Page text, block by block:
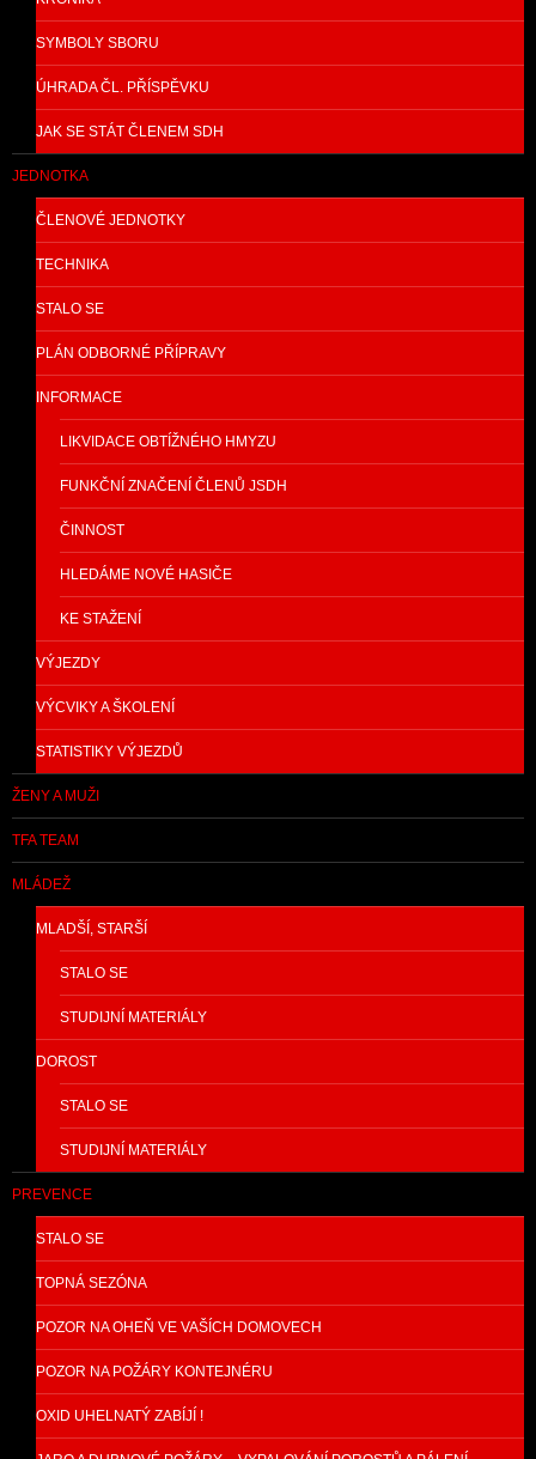
SYMBOLY SBORU
ÚHRADA ČL. PŘÍSPĚVKU
JAK SE STÁT ČLENEM SDH
JEDNOTKA
ČLENOVÉ JEDNOTKY
TECHNIKA
STALO SE
PLÁN ODBORNÉ PŘÍPRAVY
INFORMACE
LIKVIDACE OBTÍŽNÉHO HMYZU
FUNKČNÍ ZNAČENÍ ČLENŮ JSDH
ČINNOST
HLEDÁME NOVÉ HASIČE
KE STAŽENÍ
VÝJEZDY
VÝCVIKY A ŠKOLENÍ
STATISTIKY VÝJEZDŮ
ŽENY A MUŽI
TFA TEAM
MLÁDEŽ
MLADŠÍ, STARŠÍ
STALO SE
STUDIJNÍ MATERIÁLY
DOROST
STALO SE
STUDIJNÍ MATERIÁLY
PREVENCE
STALO SE
TOPNÁ SEZÓNA
POZOR NA OHEŇ VE VAŠÍCH DOMOVECH
POZOR NA POŽÁRY KONTEJNÉRU
OXID UHELNATÝ ZABÍJÍ !